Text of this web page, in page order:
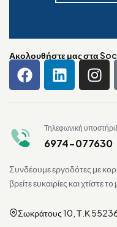
Ακολουθήστε μας στα
Τηλεφωνική
6974-077630
Συνδέουμε εργοδότες με
βρείτε ευκαιρίες και χτίστε
Σωκράτους 10, Τ.Κ